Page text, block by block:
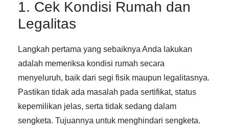
1. Cek Kondisi Rumah dan
Legalitas
Langkah pertama yang sebaiknya Anda lakukan
adalah memeriksa kondisi rumah secara
menyeluruh, baik dari segi fisik maupun legalitasnya.
Pastikan tidak ada masalah pada sertifikat, status
kepemilikan jelas, serta tidak sedang dalam
sengketa. Tujuannya untuk menghindari sengketa.